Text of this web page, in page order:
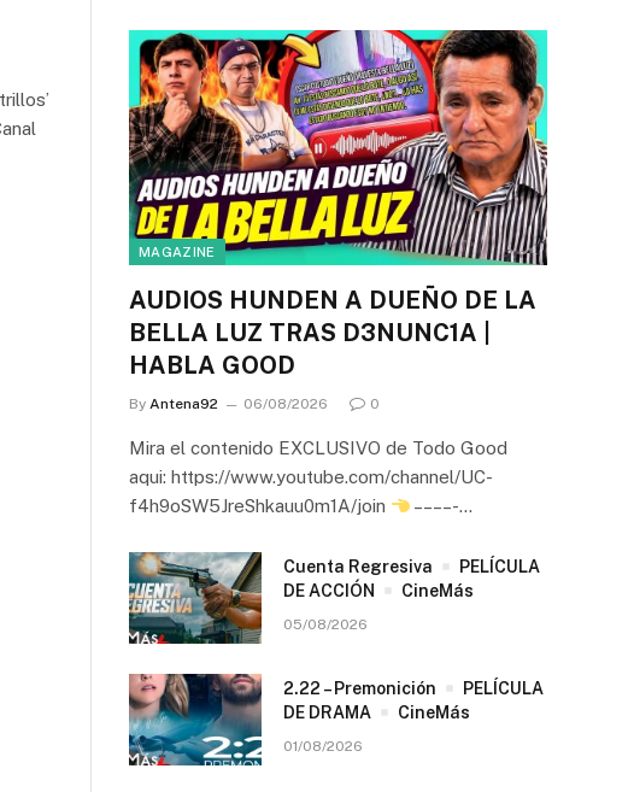
MAGAZINE
AUDIOS HUNDEN A DUEÑO DE LA
BELLA LUZ TRAS D3NUNC1A |
HABLA GOOD
By Antena92 06/08/2026 0
Mira el contenido EXCLUSIVO de Todo Good
aqui: https://www.youtube.com/channel/UC-
f4h9oSW5JreShkauu0m1A/join
– – – – -…
Cuenta Regresiva
PELÍCULA
DE ACCIÓN
CineMás
05/08/2026
2.22 – Premonición
PELÍCULA
DE DRAMA
CineMás
01/08/2026